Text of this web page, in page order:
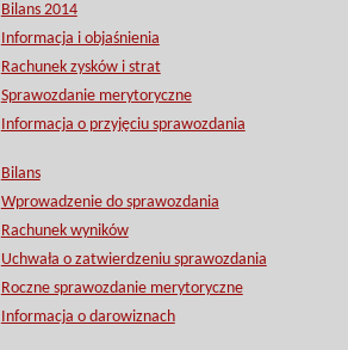
Bilans 2014
Informacja i objaśnienia
Rachunek zysków i strat
Sprawozdanie merytoryczne
Informacja o przyjęciu sprawozdania
Bilans
Wprowadzenie do sprawozdania
Rachunek wyników
Uchwała o zatwierdzeniu sprawozdania
Roczne sprawozdanie merytoryczne
Informacja o darowiznach